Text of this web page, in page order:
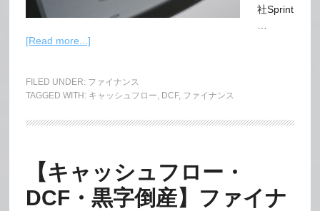
社Sprint
[Read more...]
FILED UNDER: ファイナンス
TAGGED WITH: キャッシュフロー, DCF, ファイナンス
【キャッシュフロー・
DCF・黒字倒産】ファイナ